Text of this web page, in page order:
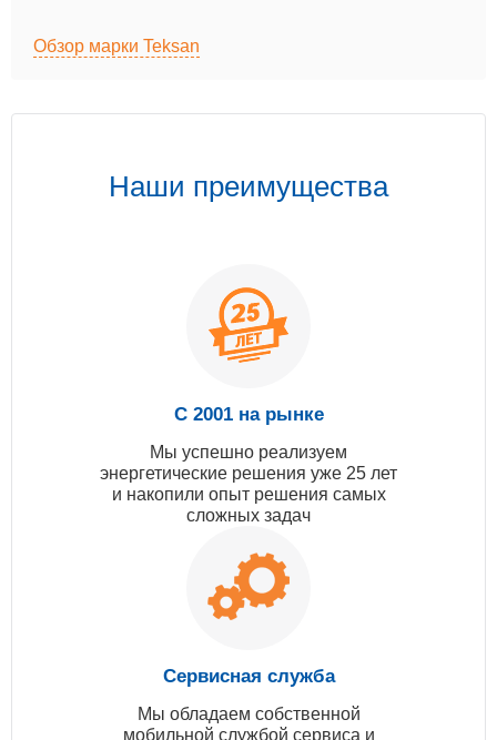
Обзор марки Teksan
Наши преимущества
С 2001 на рынке
Мы успешно реализуем
энергетические решения уже 25 лет
и накопили опыт решения самых
сложных задач
Сервисная служба
Мы обладаем собственной
мобильной службой сервиса и